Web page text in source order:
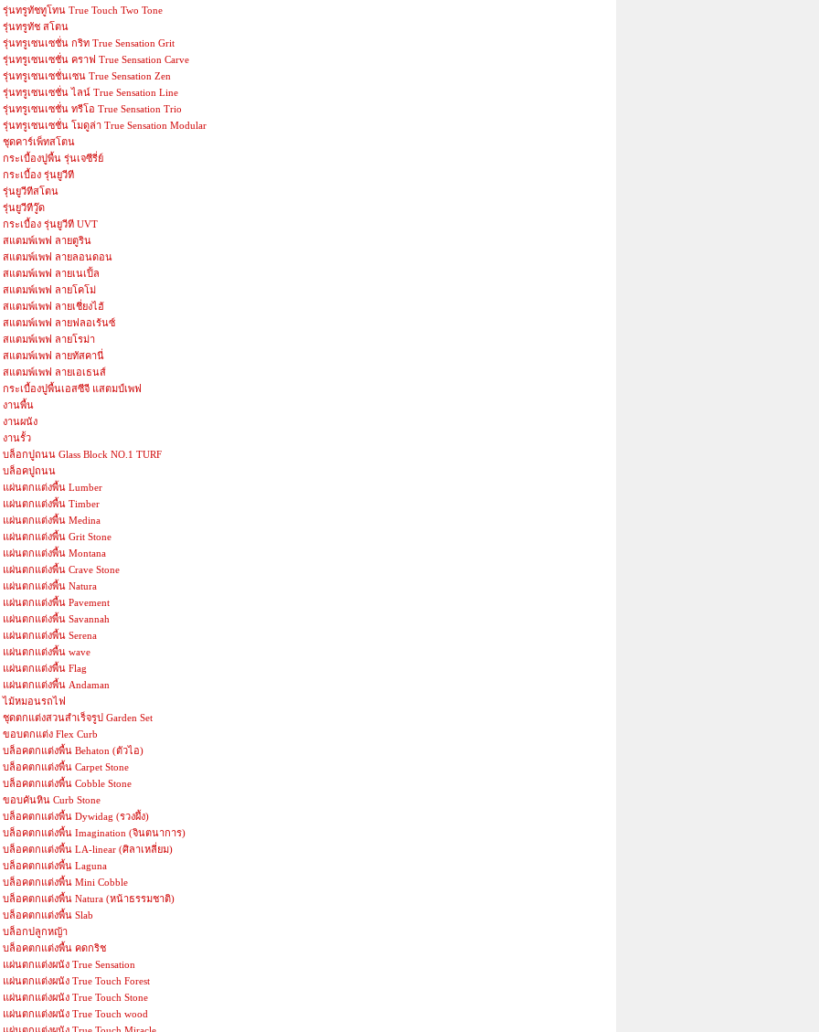
รุ่นทรูทัชทูโทน True Touch Two Tone
รุ่นทรูทัช สโตน
รุ่นทรูเซนเซชั่น กริท True Sensation Grit
รุ่นทรูเซนเซชั่น คราฟ True Sensation Carve
รุ่นทรูเซนเซชั่นเซน True Sensation Zen
รุ่นทรูเซนเซชั่น ไลน์ True Sensation Line
รุ่นทรูเซนเซชั่น ทรีโอ True Sensation Trio
รุ่นทรูเซนเซชั่น โมดูล่า True Sensation Modular
ชุดคาร์เพ็ทสโตน
กระเบื้องปูพื้น รุ่นเจซีรี่ย์
กระเบื้อง รุ่นยูวีที
รุ่นยูวีทีสโตน
รุ่นยูวีทีวู๊ด
กระเบื้อง รุ่นยูวีที UVT
สแตมพ์เพฟ ลายตูริน
สแตมพ์เพฟ ลายลอนดอน
สแตมพ์เพฟ ลายเนเปิ้ล
สแตมพ์เพฟ ลายโคโม่
สแตมพ์เพฟ ลายเชี่ยงไฮ้
สแตมพ์เพฟ ลายฟลอเร้นซ์
สแตมพ์เพฟ ลายโรม่า
สแตมพ์เพฟ ลายทัสคานี่
สแตมพ์เพฟ ลายเอเธนส์
กระเบื้องปูพื้นเอสซีจี แสตมป์เพฟ
งานพื้น
งานผนัง
งานรั้ว
บล็อกปูถนน Glass Block NO.1 TURF
บล็อคปูถนน
แผ่นตกแต่งพื้น Lumber
แผ่นตกแต่งพื้น Timber
แผ่นตกแต่งพื้น Medina
แผ่นตกแต่งพื้น Grit Stone
แผ่นตกแต่งพื้น Montana
แผ่นตกแต่งพื้น Crave Stone
แผ่นตกแต่งพื้น Natura
แผ่นตกแต่งพื้น Pavement
แผ่นตกแต่งพื้น Savannah
แผ่นตกแต่งพื้น Serena
แผ่นตกแต่งพื้น wave
แผ่นตกแต่งพื้น Flag
แผ่นตกแต่งพื้น Andaman
ไม้หมอนรถไฟ
ชุดตกแต่งสวนสำเร็จรูป Garden Set
ขอบตกแต่ง Flex Curb
บล็อคตกแต่งพื้น Behaton (ตัวไอ)
บล็อคตกแต่งพื้น Carpet Stone
บล็อคตกแต่งพื้น Cobble Stone
ขอบคันหิน Curb Stone
บล็อคตกแต่งพื้น Dywidag (รวงผึ้ง)
บล็อคตกแต่งพื้น Imagination (จินตนาการ)
บล็อคตกแต่งพื้น LA-linear (ศิลาเหลี่ยม)
บล็อคตกแต่งพื้น Laguna
บล็อคตกแต่งพื้น Mini Cobble
บล็อคตกแต่งพื้น Natura (หน้าธรรมชาติ)
บล็อคตกแต่งพื้น Slab
บล็อกปลูกหญ้า
บล็อคตกแต่งพื้น คดกริช
แผ่นตกแต่งผนัง True Sensation
แผ่นตกแต่งผนัง True Touch Forest
แผ่นตกแต่งผนัง True Touch Stone
แผ่นตกแต่งผนัง True Touch wood